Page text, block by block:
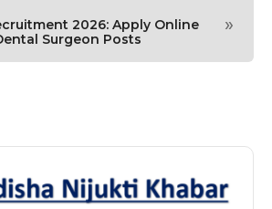
2026: Apply Online
Surgeon Posts
»